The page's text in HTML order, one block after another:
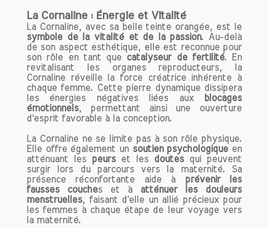
infertilité
PMA, la Pierre de Lave est un choix
judicieux. Elle aide à vivre l’instant
présent et àcultiver une attitude
positive, apportantforceetcourage
dans les moments difficiles. En libérant
lesblocages émotionnels, la Pierre de
Lave permet de gérer les émotions
négatives telles que la colère et le
stress, favorisant ainsi un
serein
Citrine : Joie et bonne humeur
La Citrine est souvent appelée la pierre
de la bonne humeur. Elle est
parfaitementadaptée aux couples en
parcours de fertilité
La Cornaline : Énergie et Vitalité
La Cornaline, avec sa belle teinte orangée, est le
symbole de la vitalité et de la passion. Au-delà
de son aspect esthétique, elle est reconnue pour
son rôle en tant que catalyseur de fertilité. En
revitalisant les organes reproducteurs, la
Cornaline réveille la force créatrice inhérente à
chaque femme. Cette pierre dynamique dissipera
les énergies négatives liées aux
blocages
émotionnels, permettant ainsi une ouverture
d'esprit favorable à la conception.
La Cornaline ne se limite pas à son rôle physique.
Elle offre également un soutien psychologiqueen
atténuant les peurs et les doutes qui peuvent
surgir lors du parcours vers la maternité. Sa
présence réconfortante aide à prévenir les
fausses couches et à atténuer les douleurs
menstruelles, faisant d'elle un allié précieux pour
les femmes à chaque étape de leur voyage vers
la maternité.